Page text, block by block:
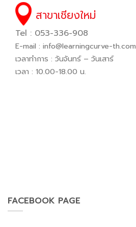
สาขาเชียงใหม่
Tel : 053-336-908
E-mail : info@learningcurve-th.com
เวลาทำการ : วันจันทร์ – วันเสาร์
เวลา : 10.00-18.00 น.
FACEBOOK PAGE